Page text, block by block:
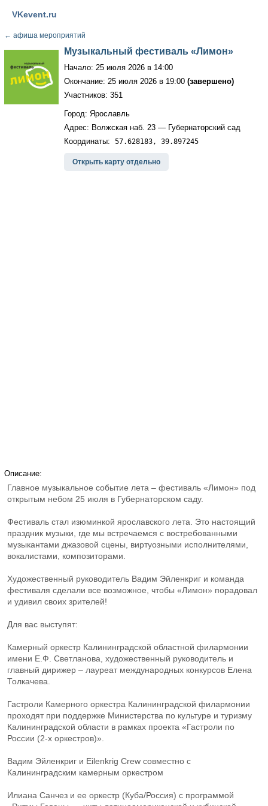
VKevent.ru
← афиша мероприятий
Музыкальный фестиваль «Лимон»
Начало: 25 июля 2026 в 14:00
Окончание: 25 июля 2026 в 19:00 (завершено)
Участников: 351
Город: Ярославль
Адрес: Волжская наб. 23 — Губернаторский сад
Координаты: 57.628183, 39.897245
Открыть карту отдельно
Описание:
Главное музыкальное событие лета – фестиваль «Лимон» под
открытым небом 25 июля в Губернаторском саду.
Фестиваль стал изюминкой ярославского лета. Это настоящий
праздник музыки, где мы встречаемся с востребованными
музыкантами джазовой сцены, виртуозными исполнителями,
вокалистами, композиторами.
Художественный руководитель Вадим Эйленкриг и команда
фестиваля сделали все возможное, чтобы «Лимон» порадовал
и удивил своих зрителей!
Для вас выступят:
Камерный оркестр Калининградской областной филармонии
имени Е.Ф. Светланова, художественный руководитель и
главный дирижер – лауреат международных конкурсов Елена
Толкачева.
Гастроли Камерного оркестра Калининградской филармонии
проходят при поддержке Министерства по культуре и туризму
Калининградской области в рамках проекта «Гастроли по
России (2-х оркестров)».
Вадим Эйленкриг и Eilenkrig Crew совместно с
Калининградским камерным оркестром
Илиана Санчез и ее оркестр (Куба/Россия) с программой